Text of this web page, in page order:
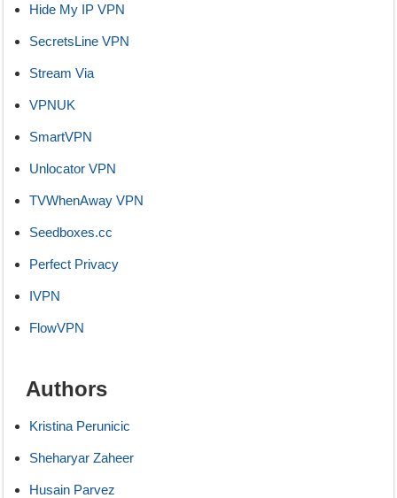
Hide My IP VPN
SecretsLine VPN
Stream Via
VPNUK
SmartVPN
Unlocator VPN
TVWhenAway VPN
Seedboxes.cc
Perfect Privacy
IVPN
FlowVPN
Authors
Kristina Perunicic
Sheharyar Zaheer
Husain Parvez